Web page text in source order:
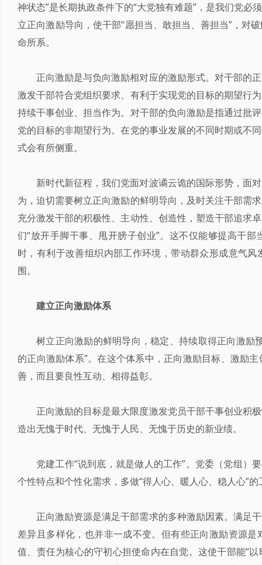
神状态”是长期执政条件下的“大党独有难题”，是我们党
立正向激励导向，使干部“愿担当、敢担当、善担当”，对
命所系。
正向激励是与负向激励相对应的激励形式。对干部的
激发干部符合党组织要求、有利于实现党的目标的期望行
持续干事创业、担当作为。对干部的负向激励是指通过批
党的目标的非期望行为。在党的事业发展的不同时期或不
式会有所侧重。
新时代新征程，我们党面对波谲云诡的国际形势，面
为，迫切需要树立正向激励的鲜明导向，及时关注干部需
充分激发干部的积极性、主动性、创造性，塑造干部追求
们“放开手脚干事、甩开膀子创业”。这不仅能够提高干
时，有利于改善组织内部工作环境，带动群众形成意气
围。
建立正向激励体系
树立正向激励的鲜明导向，稳定、持续取得正向激励
的正向激励体系”。在这个体系中，正向激励目标、激励
善，而且要良性互动、相得益彰。
正向激励的目标是最大限度激发党员干部干事创业积
造出无愧于时代、无愧于人民、无愧于历史的新业绩。
党建工作“说到底，就是做人的工作”。党委（党组）
个性特点和个性化需求，多做“得人心、暖人心、稳人心”
正向激励资源是满足干部需求的多种激励因素。满足
差异且多样化，也并非一成不变。但有些正向激励资源
值、责任为核心的守初心担使命内在自觉。这使干部能“